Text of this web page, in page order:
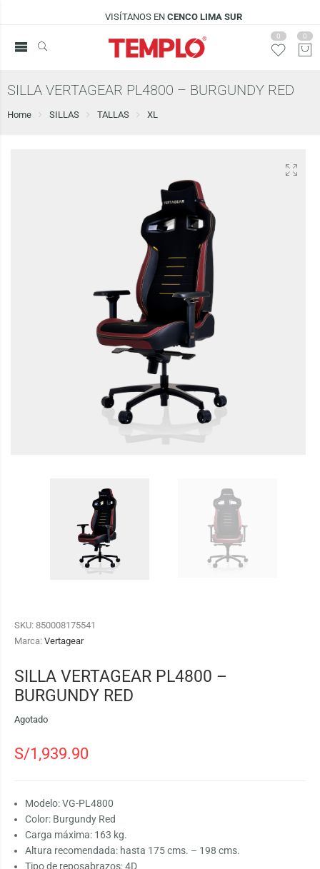
VISÍTANOS ENCENCO LIMA SUR
0 0
SILLA VERTAGEAR PL4800 – BURGUNDY RED
Home SILLAS TALLAS XL
SKU: 850008175541
Marca: Vertagear
SILLA VERTAGEAR PL4800 –
BURGUNDY RED
Agotado
S/1,939.90
Modelo: VG-PL4800
Color: Burgundy Red
Carga máxima: 163 kg.
Altura recomendada: hasta 175 cms. – 198 cms.
Tipo de reposabrazos: 4D